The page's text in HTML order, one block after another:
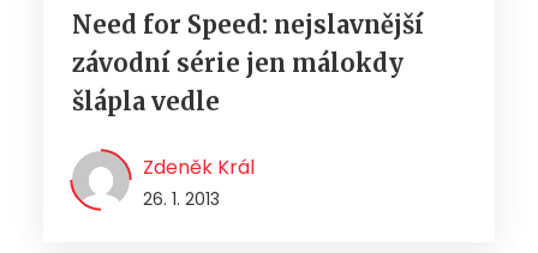
Need for Speed: nejslavnější
závodní série jen málokdy
šlápla vedle
Zdeněk Král
26. 1. 2013